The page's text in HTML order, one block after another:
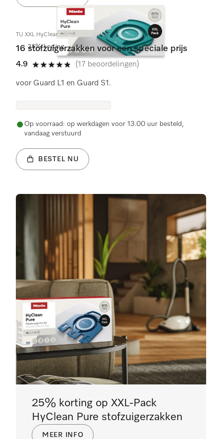
25% korting
TU XXL HyClean Pure
16 stofzuigerzakken voor een speciale prijs
4.9
4.9 sterren op 5
(17 beoordelingen)
voor Guard L1 en Guard S1.
Op voorraad: op werkdagen voor 13.00 uur besteld,
vandaag verstuurd
BESTEL NU
25% korting op XXL-Pack
HyClean Pure stofzuigerzakken
MEER INFO